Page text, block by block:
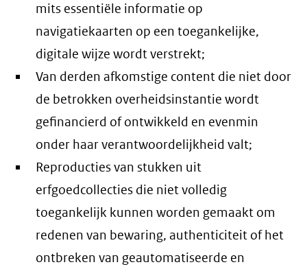
mits essentiële informatie op
navigatiekaarten op een toegankelijke,
digitale wijze wordt verstrekt;
Van derden afkomstige content die niet door
de betrokken overheidsinstantie wordt
gefinancierd of ontwikkeld en evenmin
onder haar verantwoordelijkheid valt;
Reproducties van stukken uit
erfgoedcollecties die niet volledig
toegankelijk kunnen worden gemaakt om
redenen van bewaring, authenticiteit of het
ontbreken van geautomatiseerde en